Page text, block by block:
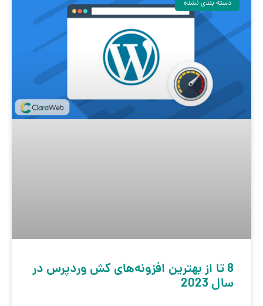
دسته بندی نشده
8 تا از بهترین افزونه‌های کش وردپرس در
سال 2023